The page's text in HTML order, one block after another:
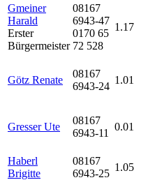
Gmeiner
Harald
Erster
Bürgermeister
08167
6943-47
0170 65
72 528
1.17
Götz Renate
08167
6943-24
1.01
Gresser Ute
08167
6943-11
0.01
Haberl
Brigitte
08167
6943-25
1.05